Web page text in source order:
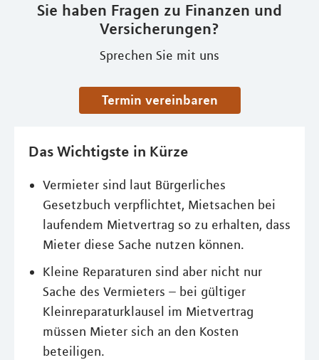
Sie haben Fragen zu Finanzen und
Versicherungen?
Sprechen Sie mit uns
Termin vereinbaren
Das Wichtigste in Kürze
Vermieter sind laut Bürgerliches
Gesetzbuch verpflichtet, Mietsachen bei
laufendem Mietvertrag so zu erhalten, dass
Mieter diese Sache nutzen können.
Kleine Reparaturen sind aber nicht nur
Sache des Vermieters – bei gültiger
Kleinreparaturklausel im Mietvertrag
müssen Mieter sich an den Kosten
beteiligen.